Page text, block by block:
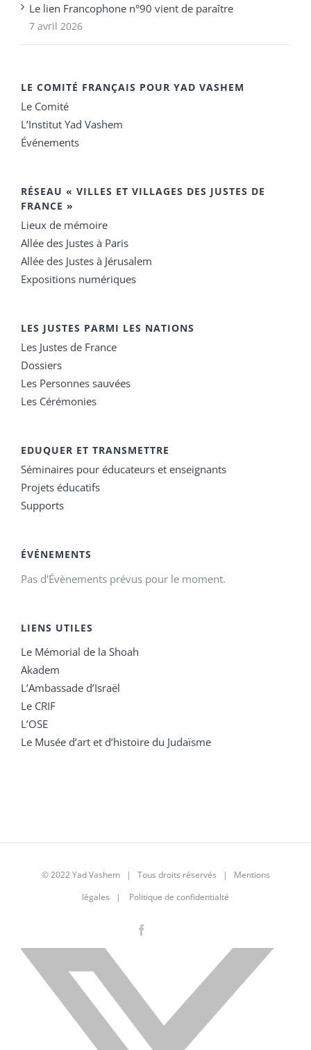
Le lien Francophone n°90 vient de paraître
7 avril 2026
LE COMITÉ FRANÇAIS POUR YAD VASHEM
Le Comité
L’Institut Yad Vashem
Événements
RÉSEAU « VILLES ET VILLAGES DES JUSTES DE
FRANCE »
Lieux de mémoire
Allée des Justes à Paris
Allée des Justes à Jérusalem
Expositions numériques
LES JUSTES PARMI LES NATIONS
Les Justes de France
Dossiers
Les Personnes sauvées
Les Cérémonies
EDUQUER ET TRANSMETTRE
Séminaires pour éducateurs et enseignants
Projets éducatifs
Supports
ÉVÉNEMENTS
Pas d'Évènements prévus pour le moment.
LIENS UTILES
Le Mémorial de la Shoah
Akadem
L’Ambassade d’Israël
Le CRIF
L’OSE
Le Musée d’art et d’histoire du Judaïsme
© 2022 Yad Vashem | Tous droits réservés | Mentions
légales | Politique de confidentialté